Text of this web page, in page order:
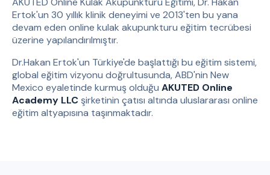
Ertok'un 30 yıllık klinik deneyimi ve 2013'ten bu yana
devam eden online kulak akupunkturu eğitim tecrübesi
üzerine yapılandırılmıştır.
Dr.Hakan Ertok'un Türkiye'de başlattığı bu eğitim sistemi,
global eğitim vizyonu doğrultusunda, ABD'nin New
Mexico eyaletinde kurmuş olduğu AKUTED Online
Academy LLC şirketinin çatısı altında uluslararası online
eğitim altyapısına taşınmaktadır.